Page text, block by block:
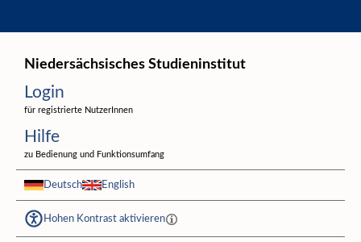
Hauptnavigation
Fußzeile
Niedersächsisches Studieninstitut
Login
für registrierte NutzerInnen
Hilfe
zu Bedienung und Funktionsumfang
Deutsch English
Hohen Kontrast aktivieren